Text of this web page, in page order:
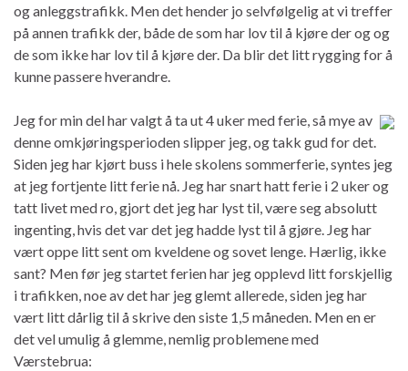
og anleggstrafikk. Men det hender jo selvfølgelig at vi treffer
på annen trafikk der, både de som har lov til å kjøre der og og
de som ikke har lov til å kjøre der. Da blir det litt rygging for å
kunne passere hverandre.
Jeg for min del har valgt å ta ut 4 uker med ferie, så mye av
denne omkjøringsperioden slipper jeg, og takk gud for det.
Siden jeg har kjørt buss i hele skolens sommerferie, syntes jeg
at jeg fortjente litt ferie nå. Jeg har snart hatt ferie i 2 uker og
tatt livet med ro, gjort det jeg har lyst til, være seg absolutt
ingenting, hvis det var det jeg hadde lyst til å gjøre. Jeg har
vært oppe litt sent om kveldene og sovet lenge. Hærlig, ikke
sant? Men før jeg startet ferien har jeg opplevd litt forskjellig
i trafikken, noe av det har jeg glemt allerede, siden jeg har
vært litt dårlig til å skrive den siste 1,5 måneden. Men en er
det vel umulig å glemme, nemlig problemene med
Værstebrua: